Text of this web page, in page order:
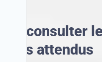
Où consulter
buts attendus